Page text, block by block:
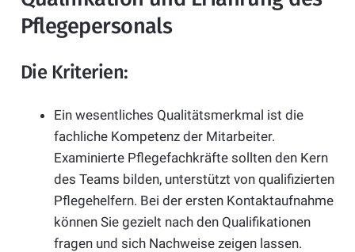
Pflegepersonals
Die Kriterien:
Ein wesentliches Qualitätsmerkmal ist die
fachliche Kompetenz der Mitarbeiter.
Examinierte Pflegefachkräfte sollten den Kern
des Teams bilden, unterstützt von qualifizierten
Pflegehelfern. Bei der ersten Kontaktaufnahme
können Sie gezielt nach den Qualifikationen
fragen und sich Nachweise zeigen lassen.